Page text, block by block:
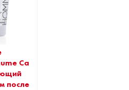
Ca
после